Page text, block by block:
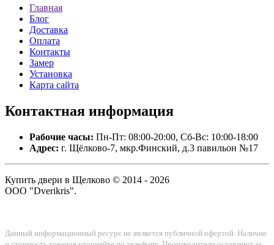
Главная
Блог
Доставка
Оплата
Контакты
Замер
Установка
Карта сайта
Контактная информация
Рабочие часы: Пн-Пт: 08:00-20:00, Сб-Вс: 10:00-18:00
Адрес: г. Щёлково-7, мкр.Финский, д.3 павильон №17
Купить двери в Щелково © 2014 - 2026
ООО "Dverikris".
Данный информационный ресурс не является публичной офертой. Наличие